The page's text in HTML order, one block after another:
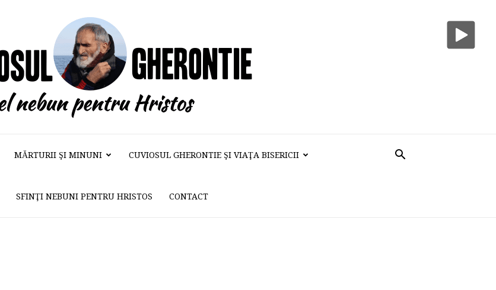
Cuviosul
MĂRTURII ŞI MINUNI CUVIOSUL GHERONTIE ŞI VIAŢA BISERICII
SFINŢI NEBUNI PENTRU HRISTOS CONTACT